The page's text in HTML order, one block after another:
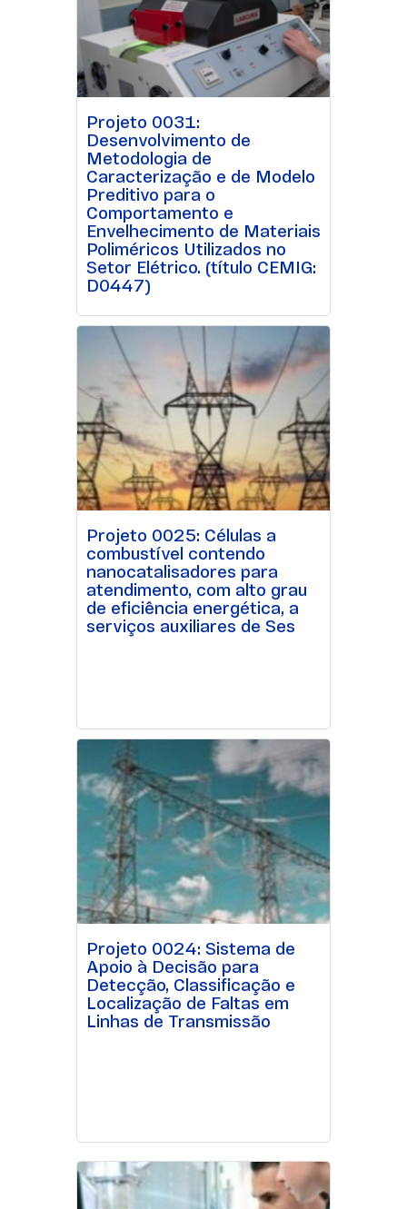
Projeto 0031:
Desenvolvimento de
Metodologia de
Caracterização e de Modelo
Preditivo para o
Comportamento e
Envelhecimento de Materiais
Poliméricos Utilizados no
Setor Elétrico. (título CEMIG:
D0447)
Projeto 0025: Células a
combustível contendo
nanocatalisadores para
atendimento, com alto grau
de eficiência energética, a
serviços auxiliares de Ses
Projeto 0024: Sistema de
Apoio à Decisão para
Detecção, Classificação e
Localização de Faltas em
Linhas de Transmissão